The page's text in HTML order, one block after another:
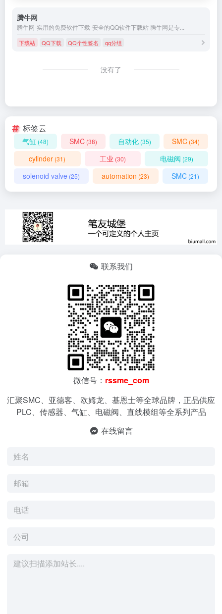
腾牛网
腾牛网-实用的免费软件下载-安全的QQ软件下载站 腾牛网是专...
下载站 QQ下载 QQ个性签名 qq分组
没有了
标签云
气缸 (48) SMC (38) 自动化 (35) SMC (34)
cylinder (31) 工业 (30) 电磁阀 (29)
solenoid valve (25) automation (23) SMC(21)
联系我们
微信号： rssme_com
汇聚SMC、亚德客、欧姆龙、基恩士等全球品牌，正品供应
PLC、传感器、气缸、电磁阀、直线模组等全系列产品
在线留言